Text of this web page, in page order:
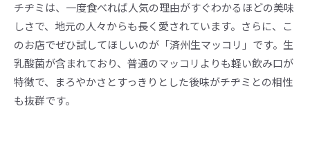
チヂミは、一度食べれば人気の理由がすぐわかるほどの美味
しさで、地元の人々からも長く愛されています。さらに、こ
のお店でぜひ試してほしいのが「済州生マッコリ」です。生
乳酸菌が含まれており、普通のマッコリよりも軽い飲み口が
特徴で、まろやかさとすっきりとした後味がチヂミとの相性
も抜群です。